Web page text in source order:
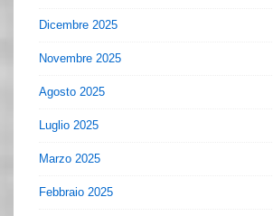
Dicembre 2025
Novembre 2025
Agosto 2025
Luglio 2025
Marzo 2025
Febbraio 2025